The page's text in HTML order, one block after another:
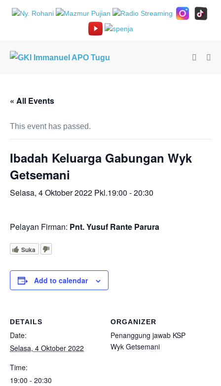
Lompat
Toggle
« All Events
This event has passed.
Ibadah Keluarga Gabungan Wyk
Getsemani
Selasa, 4 Oktober 2022 Pkl.19:00 -20:30
Pelayan Firman: Pnt. Yusuf Rante Parura
Suka
Add to calendar
DETAILS
Date:
Selasa, 4 Oktober 2022
Time:
19:00 - 20:30
ORGANIZER
Penanggung jawab KSP
Wyk Getsemani